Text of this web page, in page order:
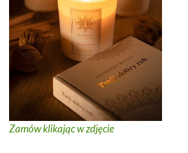
Zamów klikając w zdjęcie